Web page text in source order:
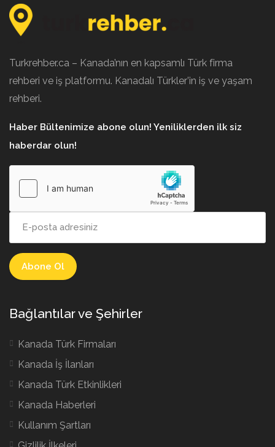
Turkrehber.ca – Kanada’nın en kapsamlı Türk firma
rehberi ve iş platformu. Kanadalı Türkler’in iş ve yaşam
rehberi.
Haber Bültenimize abone olun! Yeniliklerden ilk siz
haberdar olun!
Bağlantılar ve Şehirler
Kanada Türk Firmaları
Kanada İş İlanları
Kanada Türk Etkinlikleri
Kanada Haberleri
Kullanım Şartları